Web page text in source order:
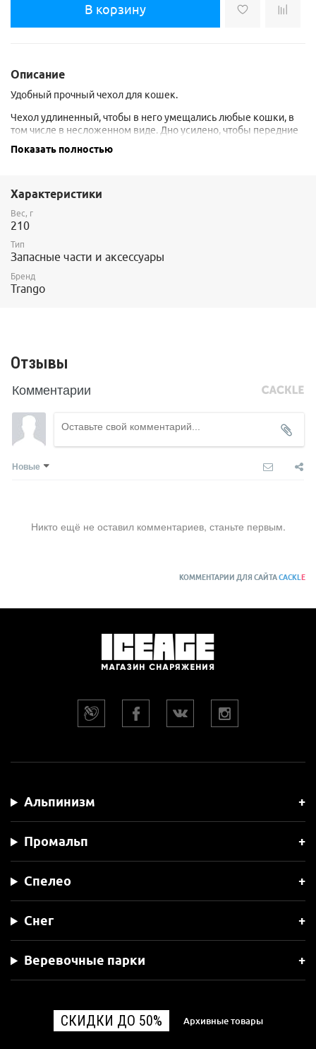
В корзину
Описание
Удобный прочный чехол для кошек.
Чехол удлиненный, чтобы в него умещались любые кошки, в
том числе в несложенном виде. Дно усилено, чтобы передние
слива влаги от оттаявших кошек.
Вес: 210 гр
Показать полностью
Характеристики
Вес, г
210
Тип
Запасные части и аксессуары
Бренд
Trango
Отзывы
Комментарии
Новые
Никто ещё не оставил комментариев, станьте первым.
КОММЕНТАРИИ ДЛЯ САЙТАCACKL E
Альпинизм
Промальп
Спелео
Снег
Веревочные парки
СКИДКИ ДО 50% Архивные товары